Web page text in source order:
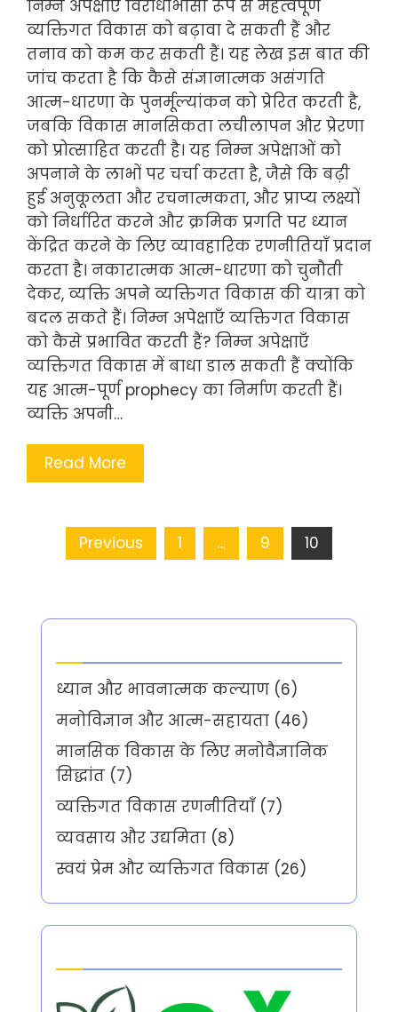
निम्न अपेक्षाएँ विरोधाभासी रूप से महत्वपूर्ण
व्यक्तिगत विकास को बढ़ावा दे सकती हैं और
तनाव को कम कर सकती हैं। यह लेख इस बात की
जांच करता है कि कैसे संज्ञानात्मक असंगति
आत्म-धारणा के पुनर्मूल्यांकन को प्रेरित करती है,
जबकि विकास मानसिकता लचीलापन और प्रेरणा
को प्रोत्साहित करती है। यह निम्न अपेक्षाओं को
अपनाने के लाभों पर चर्चा करता है, जैसे कि बढ़ी
हुई अनुकूलता और रचनात्मकता, और प्राप्य लक्ष्यों
को निर्धारित करने और क्रमिक प्रगति पर ध्यान
केंद्रित करने के लिए व्यावहारिक रणनीतियाँ प्रदान
करता है। नकारात्मक आत्म-धारणा को चुनौती
देकर, व्यक्ति अपने व्यक्तिगत विकास की यात्रा को
बदल सकते हैं। निम्न अपेक्षाएँ व्यक्तिगत विकास
को कैसे प्रभावित करती हैं? निम्न अपेक्षाएँ
व्यक्तिगत विकास में बाधा डाल सकती हैं क्योंकि
यह आत्म-पूर्ण prophecy का निर्माण करती हैं।
व्यक्ति अपनी…
Read More
PostsPrevious 1 … 9 10
ध्यान और भावनात्मक कल्याण (6)
मनोविज्ञान और आत्म-सहायता (46)
मानसिक विकास के लिए मनोवैज्ञानिक
सिद्धांत (7)
व्यक्तिगत विकास रणनीतियाँ (7)
व्यवसाय और उद्यमिता (8)
स्वयं प्रेम और व्यक्तिगत विकास (26)